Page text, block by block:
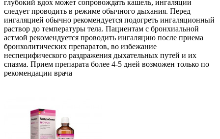
глубокий вдох может сопровождать кашель, ингаляции
следует проводить в режиме обычного дыхания. Перед
ингаляцией обычно рекомендуется подогреть ингаляционный
раствор до температуры тела. Пациентам с бронхиальной
астмой рекомендуется проводить ингаляцию после приема
бронхолитических препаратов, во избежание
неспецифического раздражения дыхательных путей и их
спазма. Прием препарата более 4-5 дней возможен только по
рекомендации врача